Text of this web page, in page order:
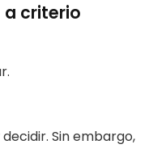
a criterio
Sin embargo,